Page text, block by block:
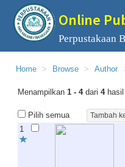
Online
Perpustakaan
Home Browse Author
Menampilkan 1 - 4dari 4hasil
Pilih semua
1